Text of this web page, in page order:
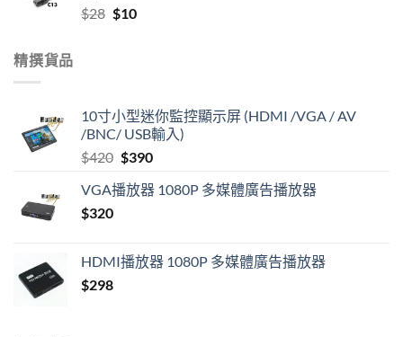
$28 Original
$10Current
精撰貨品
10寸小型迷你監控顯示屏 (HDMI /VGA / AV
/BNC/ USB輸入)
$420 Original
was:
$390Current
is:
VGA播放器 1080P 多媒體廣告播放器
$320
HDMI播放器 1080P 多媒體廣告播放器
$298